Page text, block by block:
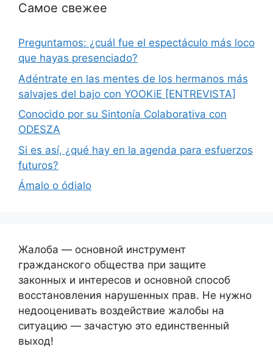
Самое свежее
Preguntamos: ¿cuál fue el espectáculo más loco
que hayas presenciado?
Adéntrate en las mentes de los hermanos más
salvajes del bajo con YOOKiE [ENTREVISTA]
Conocido por su Sintonía Colaborativa con
ODESZA
Si es así, ¿qué hay en la agenda para esfuerzos
futuros?
Ámalo o ódialo
Жалоба — основной инструмент
гражданского общества при защите
законных и интересов и основной способ
восстановления нарушенных прав. Не нужно
недооценивать воздействие жалобы на
ситуацию — зачастую это единственный
выход!